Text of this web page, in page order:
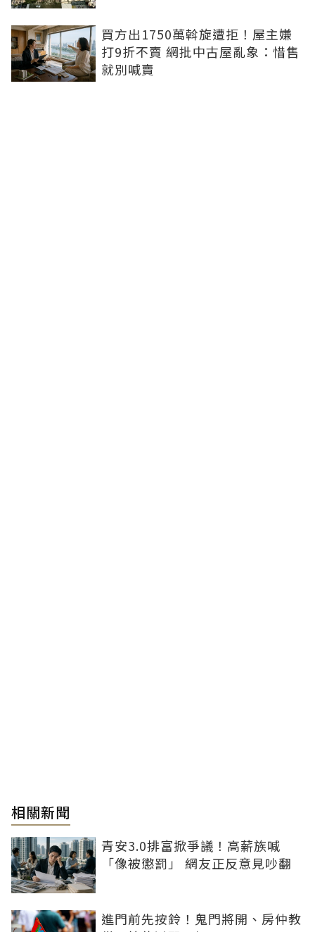
買方出1750萬斡旋遭拒！屋主嫌
打9折不賣 網批中古屋亂象：惜售
就別喊賣
相關新聞
青安3.0排富掀爭議！高薪族喊
「像被懲罰」 網友正反意見吵翻
進門前先按鈴！鬼門將開、房仲教